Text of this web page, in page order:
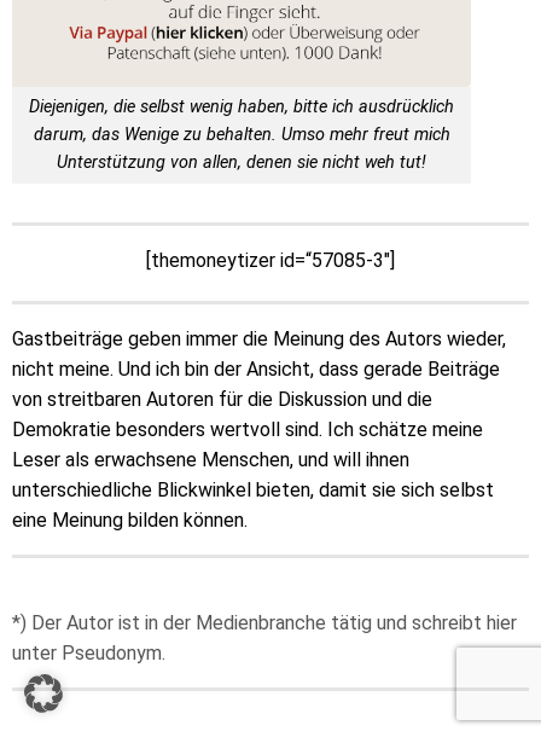
Diejenigen, die selbst wenig haben, bitte ich ausdrücklich
darum, das Wenige zu behalten. Umso mehr freut mich
Unterstützung von allen, denen sie nicht weh tut!
[themoneytizer id=“57085-3″]
Gastbeiträge geben immer die Meinung des Autors wieder,
nicht meine. Und ich bin der Ansicht, dass gerade Beiträge
von streitbaren Autoren für die Diskussion und die
Demokratie besonders wertvoll sind. Ich schätze meine
Leser als erwachsene Menschen, und will ihnen
unterschiedliche Blickwinkel bieten, damit sie sich selbst
eine Meinung bilden können.
*) Der Autor ist in der Medienbranche tätig und schreibt hier
unter Pseudonym.